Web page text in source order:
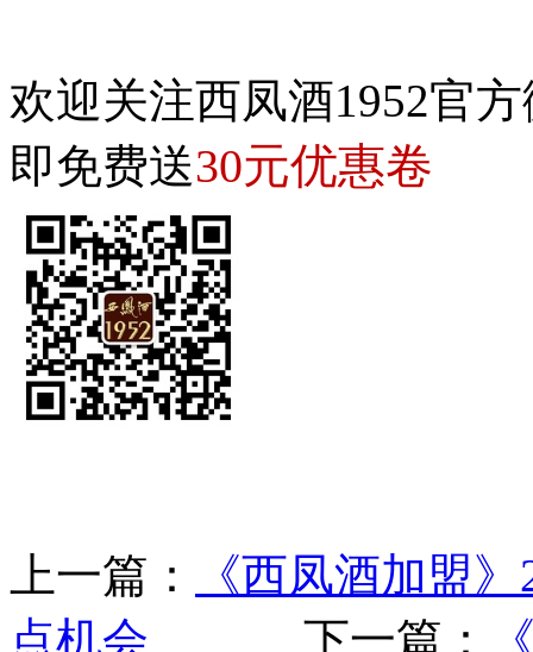
欢迎关注西凤酒1952官
即免费送30元优惠卷
上一篇：
《西凤酒加盟
点机会 下一篇：